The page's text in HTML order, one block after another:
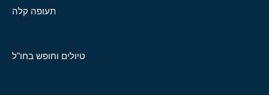
תעופה קלה
טיולים וחופש בחו"ל